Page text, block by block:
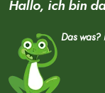
Hallo, ich bin
Das was?